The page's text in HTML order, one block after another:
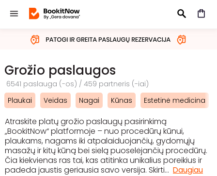
IEŠKOTI
Grožio paslaugos
6541 paslauga (-os) / 459 partneris (-iai)
Plaukai
Veidas Nagai Kūnas Estetinė medicina
Atraskite platų grožio paslaugų pasirinkimą
„BookitNow“ platformoje – nuo procedūrų kūnui,
plaukams, nagams iki atpalaiduojančių, gydomųjų
masažų ir kitų kūną bei sielą puoselėjančių procedūrų.
Čia kiekvienas ras tai, kas atitinka unikalius poreikius ir
padeda jaustis geriausia savo versija. Skirti... Daugiau